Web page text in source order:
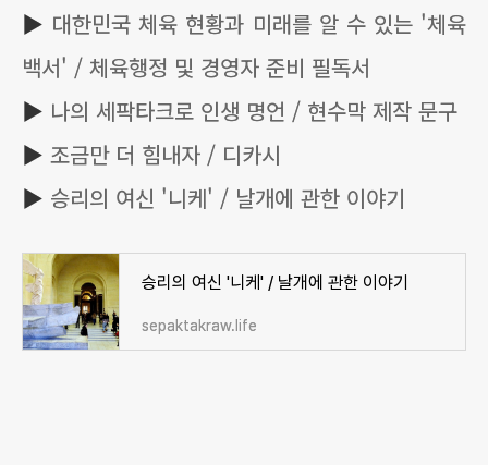
▶ 대한민국 체육 현황과 미래를 알 수 있는 '체육
백서' / 체육행정 및 경영자 준비 필독서
▶ 나의 세팍타크로 인생 명언 / 현수막 제작 문구
▶ 조금만 더 힘내자 / 디카시
▶ 승리의 여신 '니케' / 날개에 관한 이야기
승리의 여신 '니케' / 날개에 관한 이야기
sepaktakraw.life